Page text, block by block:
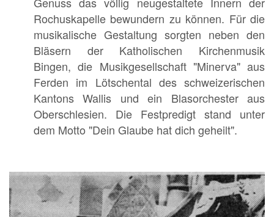
Rochuskapelle bewundern zu können. Für die
musikalische Gestaltung sorgten neben den
Bläsern der Katholischen Kirchenmusik
Bingen, die Musikgesellschaft "Minerva" aus
Ferden im Lötschental des schweizerischen
Kantons Wallis und ein Blasorchester aus
Oberschlesien. Die Festpredigt stand unter
dem Motto "Dein Glaube hat dich geheilt".